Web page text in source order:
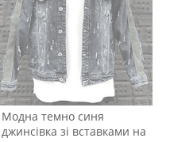
Модна темно синя
джинсівка зі вставками на